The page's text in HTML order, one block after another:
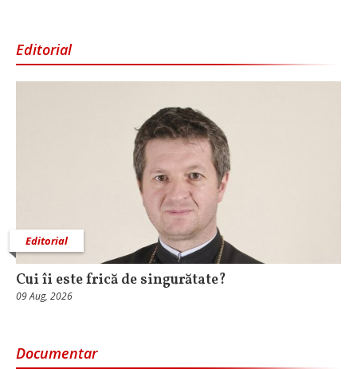
Editorial
Editorial
Cui îi este frică de singurătate?
09 Aug, 2026
Documentar